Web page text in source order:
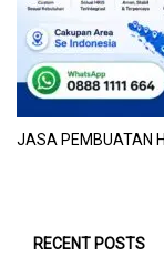
JASA PEMBUATAN
RECENT POSTS